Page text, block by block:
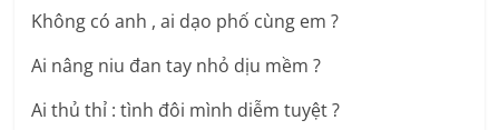
Không có anh , ai dạo phố cùng em ?
Ai nâng niu đan tay nhỏ dịu mềm ?
Ai thủ thỉ : tình đôi mình diễm tuyệt ?